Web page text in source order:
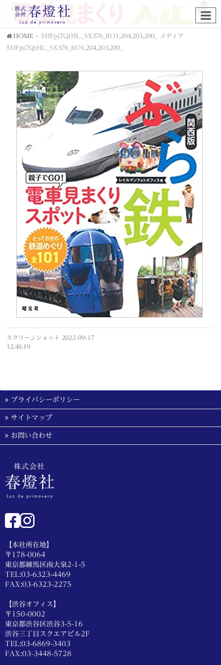
HOME » 51fFpj7QtHL._SX376_BO1,204,203,200_
メディア
51fFpj7QtHL._SX376_BO1,204,203,200_
スクリーンショット 2022-09-17
12.48.19
プライバシーポリシー
サイトマップ
お問い合わせ
【本社所在地】
〒178-0064
東京都練馬区南大泉2-1-5
TEL:03-6323-4469
FAX:03-6323-2275
【渋谷オフィス】
〒150-0002
東京都渋谷区渋谷3-5-16
渋谷三丁目スクエアビル2F
TEL:03-6869-3403
FAX:03-3448-5728